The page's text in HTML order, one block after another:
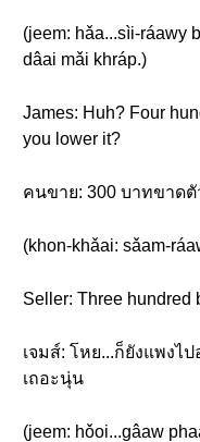
(jeem: hǎa...sìi-ráawy
dâai mǎi khráp.)
James: Huh? Four
you lower it?
คนขาย: 300 บาทขาดตั
(khon-khǎai: sǎam-
Seller: Three hundred
เจมส์: โหย...ก็ยังแพงไ
เถอะนุ่น
(jeem: hǒoi...gâaw